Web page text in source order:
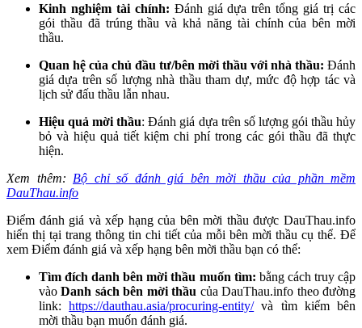
Kinh nghiệm tài chính: Đánh giá dựa trên tổng giá trị các
gói thầu đã trúng thầu và khả năng tài chính của bên mời
thầu.
Quan hệ của chủ đầu tư/bên mời thầu với nhà thầu: Đánh
giá dựa trên số lượng nhà thầu tham dự, mức độ hợp tác và
lịch sử đấu thầu lẫn nhau.
Hiệu quả mời thầu: Đánh giá dựa trên số lượng gói thầu hủy
bỏ và hiệu quả tiết kiệm chi phí trong các gói thầu đã thực
hiện.
Xem thêm: Bộ chỉ số đánh giá bên mời thầu của phần mềm
DauThau.info
Điểm đánh giá và xếp hạng của bên mời thầu được DauThau.info
hiển thị tại trang thông tin chi tiết của mỗi bên mời thầu cụ thể. Để
xem Điểm đánh giá và xếp hạng bên mời thầu bạn có thể:
Tìm đích danh bên mời thầu muốn tìm: bằng cách truy cập
vàoDanh sách bên mời thầu của DauThau.info theo đường
link:https://dauthau.asia/procuring-entity/và tìm kiếm bên
mời thầu bạn muốn đánh giá.